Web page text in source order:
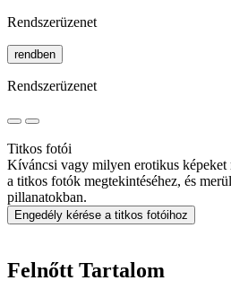
Rendszerüzenet
rendben
Rendszerüzenet
Titkos fotói
Kíváncsi vagy milyen erotikus képeket
a titkos fotók megtekintéséhez, és
pillanatokban.
Engedély kérése a titkos fotóihoz
Felnőtt Tartalom